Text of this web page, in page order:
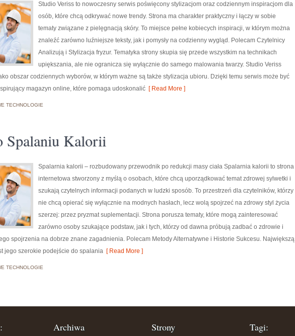
Studio Veriss to nowoczesny serwis poświęcony stylizacjom oraz codziennym inspiracjom dla
osób, które chcą odkrywać nowe trendy. Strona ma charakter praktyczny i łączy w sobie
tematy związane z pielęgnacją skóry. To miejsce pełne kobiecych inspiracji, w którym można
znaleźć zarówno luźniejsze teksty, jak i pomysły na codzienny wygląd. Polecam Czytelnicy
Analizują i Stylizacja fryzur. Tematyka strony skupia się przede wszystkim na technikach
upiększania, ale nie ogranicza się wyłącznie do samego malowania twarzy. Studio Veriss
obszar codziennych wyborów, w którym ważne są także stylizacja ubioru. Dzięki temu serwis może być
magazyn online, które pomaga udoskonalić [ Read More ]
TECHNOLOGIE
Spalaniu Kalorii
Spalarnia kalorii – rozbudowany przewodnik po redukcji masy ciała Spalarnia kalorii to strona
internetowa stworzony z myślą o osobach, które chcą uporządkować temat zdrowej sylwetki i
szukają czytelnych informacji podanych w ludzki sposób. To przestrzeń dla czytelników, którzy
nie chcą opierać się wyłącznie na modnych hasłach, lecz wolą spojrzeć na zdrowy styl życia
szerzej: przez pryzmat suplementacji. Strona porusza tematy, które mogą zainteresować
zarówno osoby szukające podstaw, jak i tych, którzy od dawna próbują zadbać o zdrowie i
spojrzenia na dobrze znane zagadnienia. Polecam Metody Alternatywne i Historie Sukcesu. Największą
jego szerokie podejście do spalania [ Read More ]
TECHNOLOGIE
Archiwa Strony Tagi: